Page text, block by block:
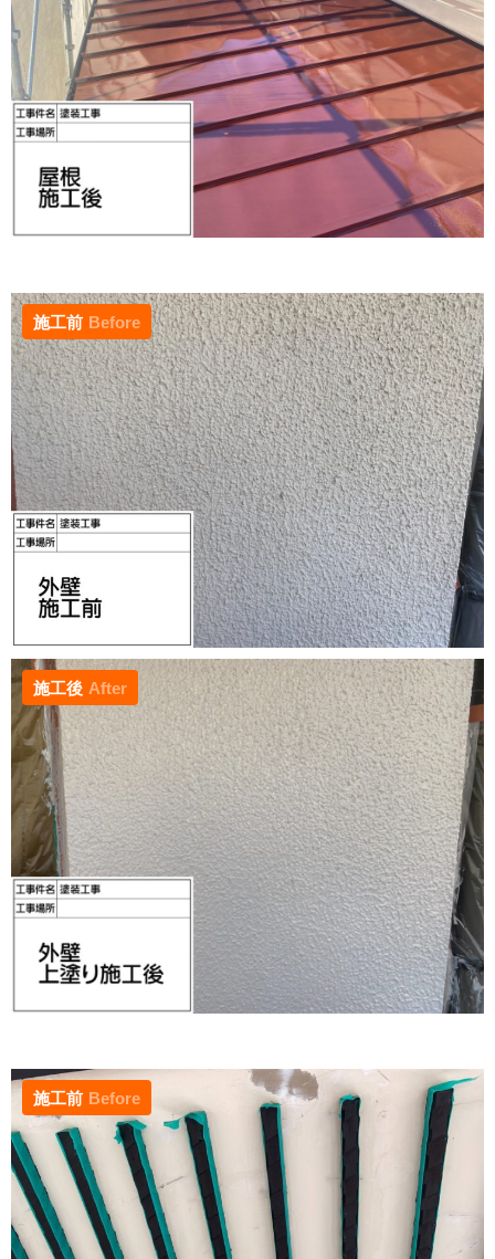
施工前 Before
施工後 After
施工前 Before